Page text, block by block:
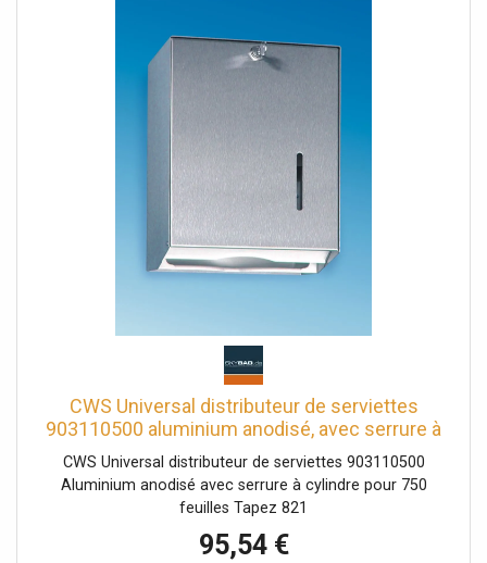
CWS Universal distributeur de serviettes
903110500 aluminium anodisé, avec serrure à
cylindre, pour 750 serviettes
CWS Universal distributeur de serviettes 903110500
Aluminium anodisé avec serrure à cylindre pour 750
feuilles Tapez 821
95,54 €